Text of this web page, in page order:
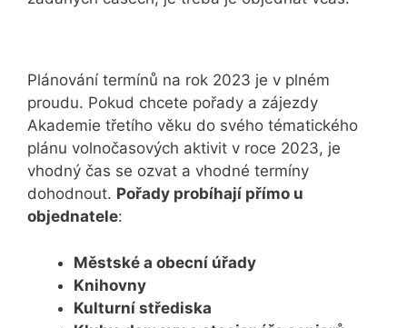
Plánování termínů na rok 2023 je v plném
proudu. Pokud chcete pořady a zájezdy
Akademie třetího věku do svého tématického
plánu volnočasových aktivit v roce 2023, je
vhodný čas se ozvat a vhodné termíny
dohodnout. Pořady probíhají přímo u
objednatele:
Městské a obecní úřady
Knihovny
Kulturní střediska